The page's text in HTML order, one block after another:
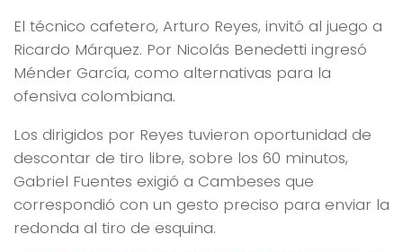
El técnico cafetero, Arturo Reyes, invitó al juego a
Ricardo Márquez. Por Nicolás Benedetti ingresó
Ménder García, como alternativas para la
ofensiva colombiana.
Los dirigidos por Reyes tuvieron oportunidad de
descontar de tiro libre, sobre los 60 minutos,
Gabriel Fuentes exigió a Cambeses que
correspondió con un gesto preciso para enviar la
redonda al tiro de esquina.